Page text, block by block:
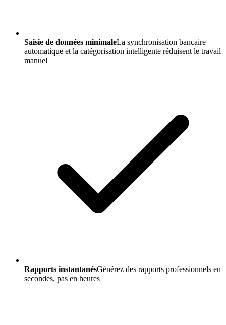
Saisie de données minimaleLa synchronisation bancaire
automatique et la catégorisation intelligente réduisent le travail
manuel
Rapports instantanésGénérez des rapports professionnels en
secondes, pas en heures